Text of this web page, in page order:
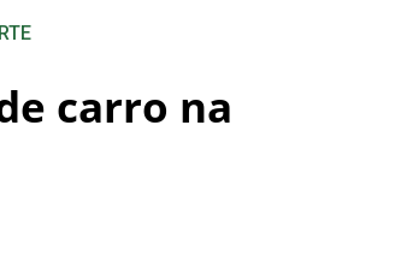
carro na